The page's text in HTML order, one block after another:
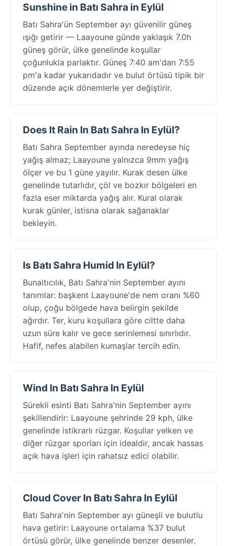
Sunshine in Batı Sahra in Eylül
Batı Sahra'ün September ayı güvenilir güneş
ışığı getirir — Laayoune günde yaklaşık 7.0h
güneş görür, ülke genelinde koşullar
çoğunlukla parlaktır. Güneş 7:40 am'dan 7:55
pm'a kadar yukarıdadır ve bulut örtüsü tipik bir
düzende açık dönemlerle yer değiştirir.
Does It Rain In Batı Sahra In Eylül?
Batı Sahra September ayında neredeyse hiç
yağış almaz; Laayoune yalnızca 9mm yağış
ölçer ve bu 1 güne yayılır. Kurak desen ülke
genelinde tutarlıdır, çöl ve bozkır bölgeleri en
fazla eser miktarda yağış alır. Kural olarak
kurak günler, istisna olarak sağanaklar
bekleyin.
Is Batı Sahra Humid In Eylül?
Bunaltıcılık, Batı Sahra'nin September ayını
tanımlar: başkent Laayoune'de nem oranı %60
olup, çoğu bölgede hava belirgin şekilde
ağırdır. Ter, kuru koşullara göre ciltte daha
uzun süre kalır ve gece serinlemesi sınırlıdır.
Hafif, nefes alabilen kumaşlar tercih edin.
Wind In Batı Sahra In Eylül
Sürekli esinti Batı Sahra'nin September ayını
şekillendirir: Laayoune şehrinde 29 kph, ülke
genelinde istikrarlı rüzgar. Koşullar yelken ve
diğer rüzgar sporları için idealdir, ancak hassas
açık hava işleri için rahatsız edici olabilir.
Cloud Cover In Batı Sahra In Eylül
Batı Sahra'nin September ayı güneşli ve bulutlu
hava getirir: Laayoune ortalama %37 bulut
örtüsü görür, ülke genelinde benzer desenler.